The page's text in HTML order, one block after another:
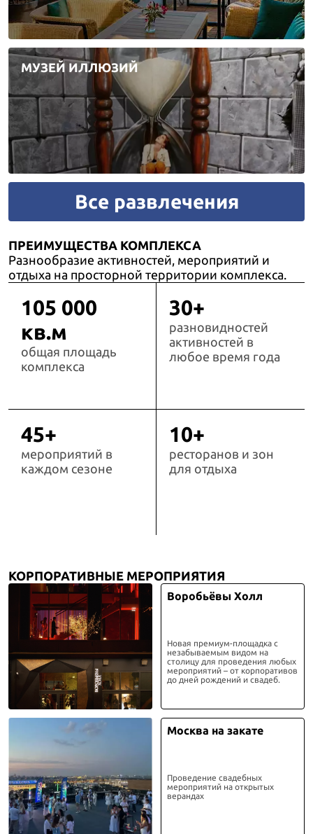
МУЗЕЙ ИЛЛЮЗИЙ
Все развлечения
ПРЕИМУЩЕСТВА КОМПЛЕКСА
Разнообразие активностей, мероприятий и
отдыха на просторной территории комплекса.
105 000
кв.м
общая площадь
комплекса
30+
разновидностей
активностей в
любое время года
45+
мероприятий в
каждом сезоне
10+
ресторанов и зон
для отдыха
КОРПОРАТИВНЫЕ МЕРОПРИЯТИЯ
Воробьёвы Холл
Новая премиум-площадка с
незабываемым видом на
столицу для проведения любых
мероприятий – от корпоративов
до дней рождений и свадеб.
Москва на закате
Проведение свадебных
мероприятий на открытых
верандах